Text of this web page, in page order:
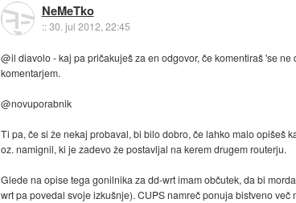
NeMeTko
::30. jul 2012, 22:45
@il diavolo - kaj pa pričakuješ za en odgovor, če komentiraš 'se
komentarjem.
@novuporabnik
Ti pa, če si že nekaj probaval, bi bilo dobro, če lahko malo opišeš
oz. namignil, ki je zadevo že postavljal na kerem drugem routerju.
Glede na opise tega gonilnika za dd-wrt imam občutek, da bi
wrt pa povedal svoje izkušnje). CUPS namreč ponuja bistveno